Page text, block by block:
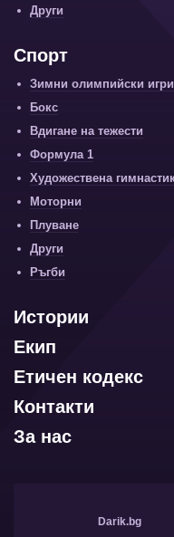
Други
Спорт
Зимни олимпийски игри
Бокс
Вдигане на тежести
Формула 1
Художествена
Моторни
Плуване
Други
Ръгби
Истории
Екип
Етичен кодекс
Контакти
За нас
Darik.bg